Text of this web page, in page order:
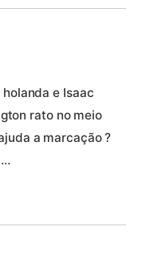
e Isaac
rato no meio
a marcação ?